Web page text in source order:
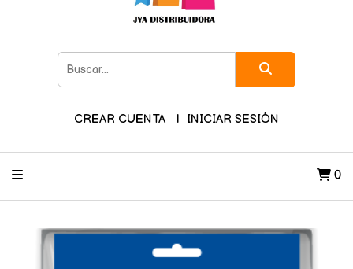
CREAR CUENTA INICIAR SESIÓN
0